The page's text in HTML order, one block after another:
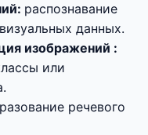
распознавание
данных.
изображений :
или
речевого